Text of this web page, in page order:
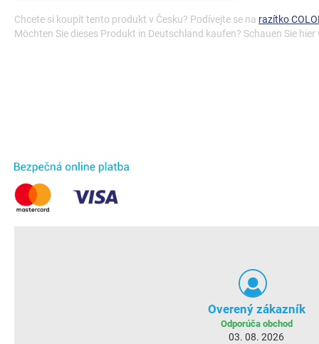
Chcete si koupit tento produkt v Česku? Podívejte se na razítko
Möchten Sie dieses Produkt in Deutschland kaufen? Schauen Sie hier
Overený zákazník
Odporúča obchod
03. 08. 2026